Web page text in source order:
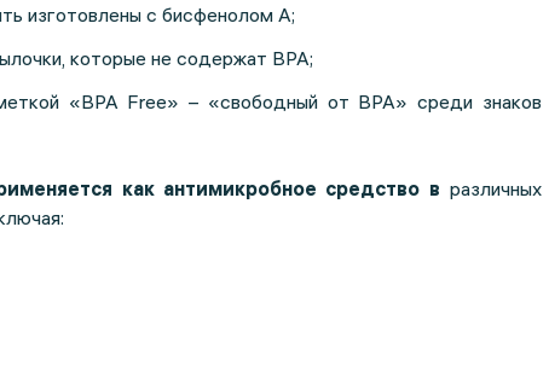
изготовлены с бисфенолом А;
которые не содержат BPA;
«BPA Free» – «свободный от BPA» среди знаков
как антимикробное средство в различных